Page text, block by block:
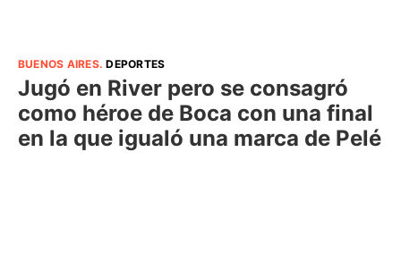
BUENOS AIRES.DEPORTES
Jugó en River pero se consagró
como héroe de Boca con una final
en la que igualó una marca de Pelé